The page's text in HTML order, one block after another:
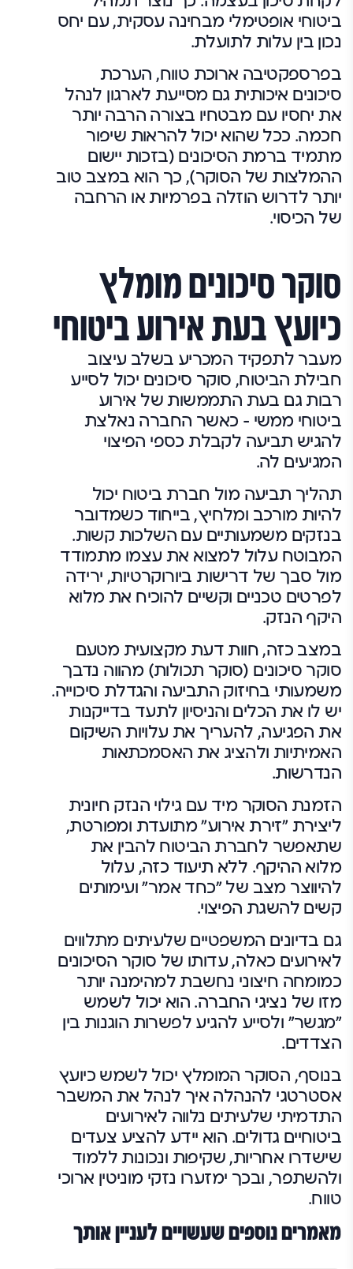
ביטוחי אופטימלי מבחינה עסקית, עם יחס
נכון בין עלות לתועלת.
בפרספקטיבה ארוכת טווח, הערכת
סיכונים איכותית גם מסייעת לארגון לנהל
את יחסיו עם מבטחיו בצורה הרבה יותר
חכמה. ככל שהוא יכול להראות שיפור
מתמיד ברמת הסיכונים (בזכות יישום
ההמלצות של הסוקר), כך הוא במצב טוב
יותר לדרוש הוזלה בפרמיות או הרחבה
של הכיסוי.
סוקר סיכונים מומלץ
כיועץ בעת אירוע ביטוחי
מעבר לתפקיד המכריע בשלב עיצוב
חבילת הביטוח, סוקר סיכונים יכול לסייע
רבות גם בעת התממשות של אירוע
ביטוחי ממשי – כאשר החברה נאלצת
להגיש תביעה לקבלת כספי הפיצוי
המגיעים לה.
תהליך תביעה מול חברת ביטוח יכול
להיות מורכב ומלחיץ, בייחוד כשמדובר
בנזקים משמעותיים עם השלכות קשות.
המבוטח עלול למצוא את עצמו מתמודד
מול סבך של דרישות ביורוקרטיות, ירידה
לפרטים טכניים וקשיים להוכיח את מלוא
היקף הנזק.
במצב כזה, חוות דעת מקצועית מטעם
סוקר סיכונים (סוקר תכולות) מהווה נדבך
משמעותי בחיזוק התביעה והגדלת סיכוייה.
יש לו את הכלים והניסיון לתעד בדייקנות
את הפגיעה, להעריך את עלויות השיקום
האמיתיות ולהציג את האסמכתאות
הנדרשות.
הזמנת הסוקר מיד עם גילוי הנזק חיונית
ליצירת "זירת אירוע" מתועדת ומפורטת,
שתאפשר לחברת הביטוח להבין את
מלוא ההיקף. ללא תיעוד כזה, עלול
להיווצר מצב של "כחד אמר" ועימותים
קשים להשגת הפיצוי.
גם בדיונים המשפטיים שלעיתים מתלווים
לאירועים כאלה, עדותו של סוקר הסיכונים
כמומחה חיצוני נחשבת למהימנה יותר
מזו של נציגי החברה. הוא יכול לשמש
"מגשר" ולסייע להגיע לפשרות הוגנות בין
הצדדים.
בנוסף, הסוקר המומלץ יכול לשמש כיועץ
אסטרטגי להנהלה איך לנהל את המשבר
התדמיתי שלעיתים נלווה לאירועים
ביטוחיים גדולים. הוא יידע להציע צעדים
שישדרו אחריות, שקיפות ונכונות ללמוד
ולהשתפר, ובכך ימזערו נזקי מוניטין ארוכי
טווח.
מאמרים נוספים שעשויים לעניין אותך